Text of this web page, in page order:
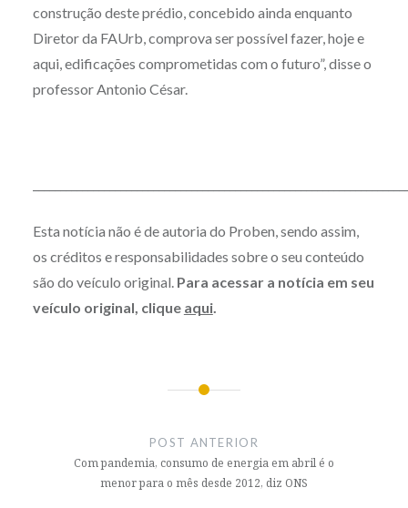
construção deste prédio, concebido ainda enquanto
Diretor da FAUrb, comprova ser possível fazer, hoje e
aqui, edificações comprometidas com o futuro”, disse o
professor Antonio César.
Esta notícia não é de autoria do Proben, sendo assim,
os créditos e responsabilidades sobre o seu conteúdo
são do veículo original. Para acessar a notícia em seu
veículo original, clique aqui.
POST ANTERIOR
Com pandemia, consumo de energia em abril é o
menor para o mês desde 2012, diz ONS